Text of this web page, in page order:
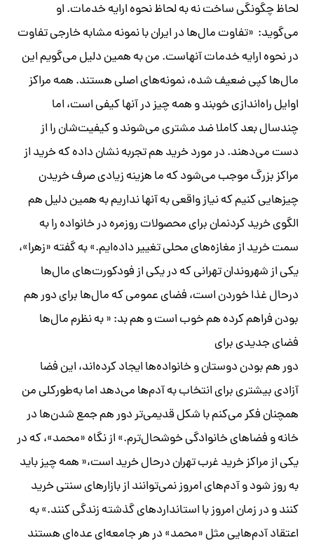
لحاظ چگونگی ساخت نه به لحاظ نحوه ارایه خدمات. او
می‌گوید: «تفاوت مال‌ها در ایران با نمونه مشابه خارجی تفاوت
در نحوه ارایه خدمات آنهاست. من به همین دلیل می‌گویم این
مال‌ها کپی ضعیف شده، نمونه‌های اصلی هستند. همه مراکز
اوایل راه‌اندازی خوبند و همه چیز در آنها کیفی است، اما
چند‌سال بعد کاملا ضد مشتری می‌‎شوند و کیفیت‌شان را از
دست می‌دهند. در مورد خرید هم تجربه نشان داده که خرید از
مراکز بزرگ موجب می‌شود که ما هزینه زیادی صرف خریدن
چیزهایی کنیم که نیاز واقعی به آنها نداریم به همین دلیل هم
الگوی خرید کردنمان برای محصولات روزمره در خانواده را به
سمت خرید از مغازه‌های محلی تغییر داده‌ایم.» به گفته «زهرا»،
یکی از شهروندان تهرانی که در یکی از فودکورت‌های مال‌ها
درحال غذا خوردن است، فضای عمومی که مال‌ها برای دور هم
بودن فراهم کرده هم خوب است و هم بد: « به نظرم مال‌ها
فضای جدیدی برای
دور هم بودن دوستان و خانواده‌ها ایجاد کرده‌اند، این فضا
آزادی بیشتری برای انتخاب به آدم‌ها می‌دهد اما به‌طورکلی من
همچنان فکر می‌کنم با شکل قدیمی‌تر دور هم جمع شدن‌ها در
خانه و فضاهای خانوادگی خوشحال‌ترم.» از نگاه «محمد»، که در
یکی از مراکز خرید غرب تهران درحال خرید است،« همه چیز باید
به روز شود و آدم‌های امروز نمی‌توانند از بازارهای سنتی خرید
کنند و در زمان امروز با استانداردهای گذشته زندگی کنند.» به
اعتقاد آدم‌هایی مثل «محمد» در هر جامعه‌ای عده‌ای هستند